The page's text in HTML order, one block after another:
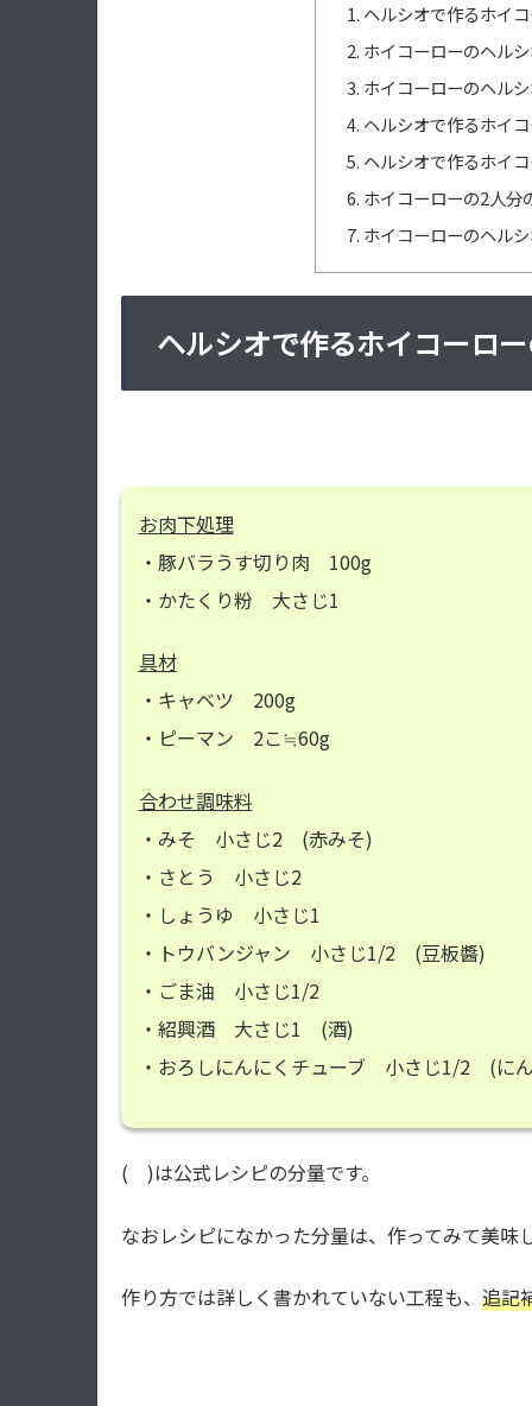
ヘルシオで作るホイ
ホイコーローのヘル
ホイコーローのヘル
ヘルシオで作るホイ
ヘルシオで作るホイ
ホイコーローの2人分
ホイコーローのヘル
ヘルシオで作るホイコーロ
お肉下処理
・豚バラうす切り肉 100g
・かたくり粉 大さじ1
具材
・キャベツ 200g
・ピーマン 2こ≒60g
合わせ調味料
・みそ 小さじ2 (赤みそ)
・さとう 小さじ2
・しょうゆ 小さじ1
・トウバンジャン 小さじ1/2 (豆板醬)
・ごま油 小さじ1/2
・紹興酒 大さじ1 (酒)
・おろしにんにくチューブ 小さじ1/2 (に
( )は公式レシピの分量です。
なおレシピになかった分量は、作ってみて美
作り方では詳しく書かれていない工程も、 追記